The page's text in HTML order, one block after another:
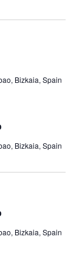
Bizkaia, Spain
Bizkaia, Spain
Bizkaia, Spain